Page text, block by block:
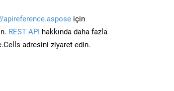
apireference.aspose için
REST API hakkında daha fazla
adresini ziyaret edin.